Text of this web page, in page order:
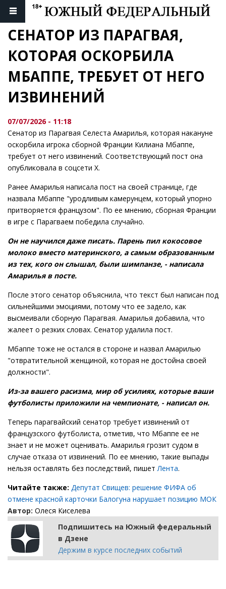
СЕНАТОР ИЗ ПАРАГВАЯ,
КОТОРАЯ ОСКОРБИЛА
МБАППЕ, ТРЕБУЕТ ОТ НЕГО
ИЗВИНЕНИЙ
07/07/2026 - 11:18
Сенатор из Парагвая Селеста Амарилья, которая накануне
оскорбила игрока сборной Франции Килиана Мбаппе,
требует от него извинений. Соответствующий пост она
опубликовала в соцсети Х.
Ранее Амарилья написала пост на своей странице, где
назвала Мбаппе "уродливым камерунцем, который упорно
притворяется французом". По ее мнению, сборная Франции
в игре с Парагваем победила случайно.
Он не научился даже писать. Парень пил кокосовое
молоко вместо материнского, а самым образованным
из тех, кого он слышал, были шимпанзе, - написала
Амарилья в посте.
После этого сенатор объяснила, что текст был написан под
сильнейшими эмоциями, потому что ее задело, как
высмеивали сборную Парагвая. Амарилья добавила, что
жалеет о резких словах. Сенатор удалила пост.
Мбаппе тоже не остался в стороне и назвал Амарилью
"отвратительной женщиной, которая не достойна своей
должности".
Из-за вашего расизма, мир об усилиях, которые ваши
футболисты приложили на чемпионате, - написал он.
Теперь парагвайский сенатор требует извинений от
французского футболиста, отметив, что Мбаппе ее не
знает и не может оценивать. Амарилья грозит судом в
случае отказа от извинений. По ее мнению, такие выпады
нельзя оставлять без последствий, пишетЛента.
Читайте также: Депутат Свищев: решение ФИФА об
отмене красной карточки Балогуна нарушает позицию МОК
Автор: Олеся Киселева
Подпишитесь на Южный федеральный
в Дзене
Держим в курсе последних событий